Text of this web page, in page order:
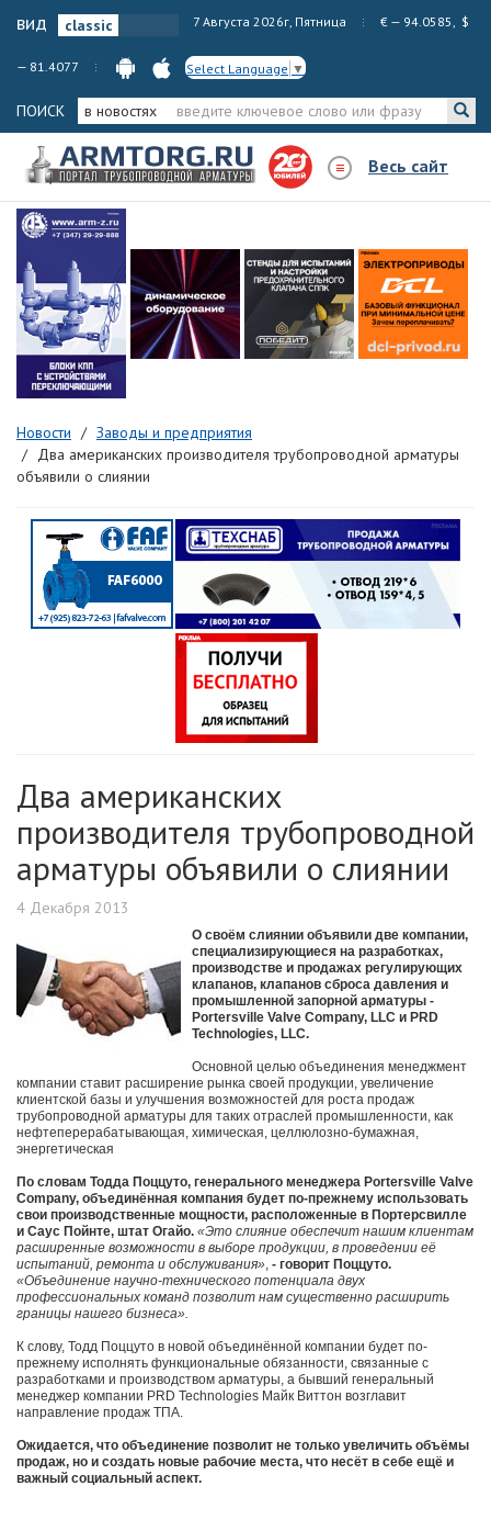
вид 7 Августа 2026г, Пятница € — 94.0585, $
— 81.4077 Select Language ▼
ПОИСК в новостях
Весь сайт
Новости
Заводы и предприятия
Два американских производителя трубопроводной арматуры
объявили о слиянии
Два американских
производителя трубопроводной
арматуры объявили о слиянии
4 Декабря 2013
О своём слиянии объявили две компании,
специализирующиеся на разработках,
производстве и продажах регулирующих
клапанов, клапанов сброса давления и
промышленной запорной арматуры -
Portersville Valve Company, LLC и PRD
Technologies, LLC.
Основной целью объединения менеджмент
компании ставит расширение рынка своей продукции, увеличение
клиентской базы и улучшения возможностей для роста продаж
трубопроводной арматуры для таких отраслей промышленности, как
нефтеперерабатывающая, химическая, целлюлозно-бумажная,
энергетическая
По словам Тодда Поццуто, генерального менеджера Portersville Valve
Company, объединённая компания будет по-прежнему использовать
свои производственные мощности, расположенные в Портерсвилле
и Саус Пойнте, штат Огайо. «Это слияние обеспечит нашим клиентам
расширенные возможности в выборе продукции, в проведении её
испытаний, ремонта и обслуживания», - говорит Поццуто.
«Объединение научно-технического потенциала двух
профессиональных команд позволит нам существенно расширить
границы нашего бизнеса».
К слову, Тодд Поццуто в новой объединённой компании будет по-
прежнему исполнять функциональные обязанности, связанные с
разработками и производством арматуры, а бывший генеральный
менеджер компании PRD Technologies Майк Виттон возглавит
направление продаж ТПА.
Ожидается, что объединение позволит не только увеличить объёмы
продаж, но и создать новые рабочие места, что несёт в себе ещё и
важный социальный аспект.